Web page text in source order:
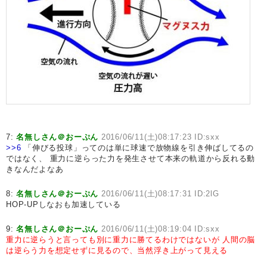
7:名無しさん＠おーぷん 2016/06/11(土)08:17:23 ID:sxx
>>6 「伸びる投球」ってのは単に球速で放物線を引き伸ばしてるの
ではなく、 重力に逆らった力を発生させて本来の軌道から反れる動
きなんだよなあ
8:名無しさん＠おーぷん 2016/06/11(土)08:17:31 ID:2lG
HOP-UPしなおも加速している
9:名無しさん＠おーぷん 2016/06/11(土)08:19:04 ID:sxx
重力に逆らうと言っても別に重力に勝てるわけではないが 人間の脳
は逆らう力を想定せずに見るので、当然浮き上がって見える